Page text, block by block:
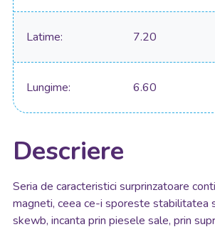
Latime 7.20
Lungime 6.60
Descriere
Seria de caracteristici surprinzatoare
magneti, ceea ce-i sporeste stabilitatea
skewb, incanta prin piesele sale, prin